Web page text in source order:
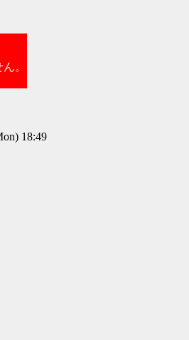
。
18:49